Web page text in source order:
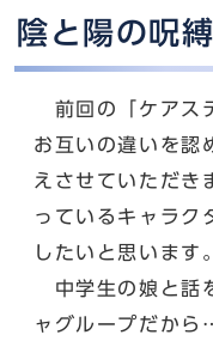
陰と陽の呪縛
前回の「ケアス
お互いの違いを認
えさせていただき
っているキャラク
したいと思います。
中学生の娘と話
ャグループだか